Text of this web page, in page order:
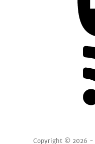
Copyright © 2026 -